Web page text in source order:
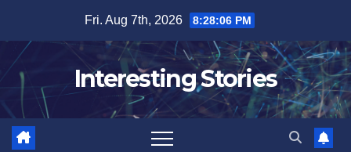
content
Fri. Aug 7th, 2026 8:28:07 PM
Interesting Stories